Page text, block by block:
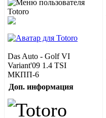
Das Auto - Golf VI
Variant'09 1.4 TSI
МКПП-6
Доп. информация